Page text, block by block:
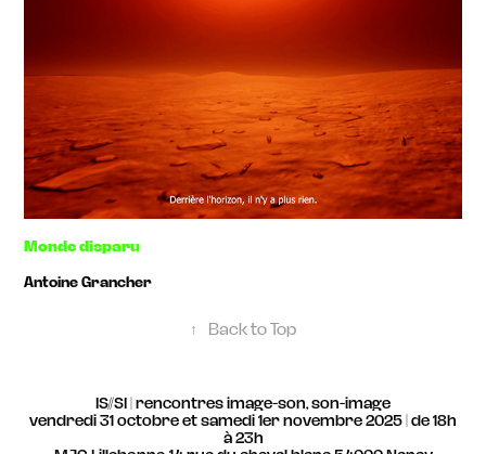
Monde disparu
Antoine Grancher
↑ Back to Top
IS//SI | rencontres image-son, son-image
vendredi 31 octobre et samedi 1er novembre 2025 | de 18h
à 23h